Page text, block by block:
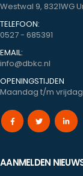
Westwal 9, 8321WG
TELEFOON:
0527 - 685391
EMAIL:
info@dbkc.nl
OPENINGSTIJDEN
Maandag t/m vrijdag
AANMELDEN